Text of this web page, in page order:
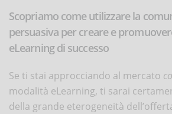
Scopriamo come utilizzare la
persuasiva per creare e
eLearning di successo
Se ti stai approcciando al mercato
modalità eLearning, ti sarai
della grande eterogeneità